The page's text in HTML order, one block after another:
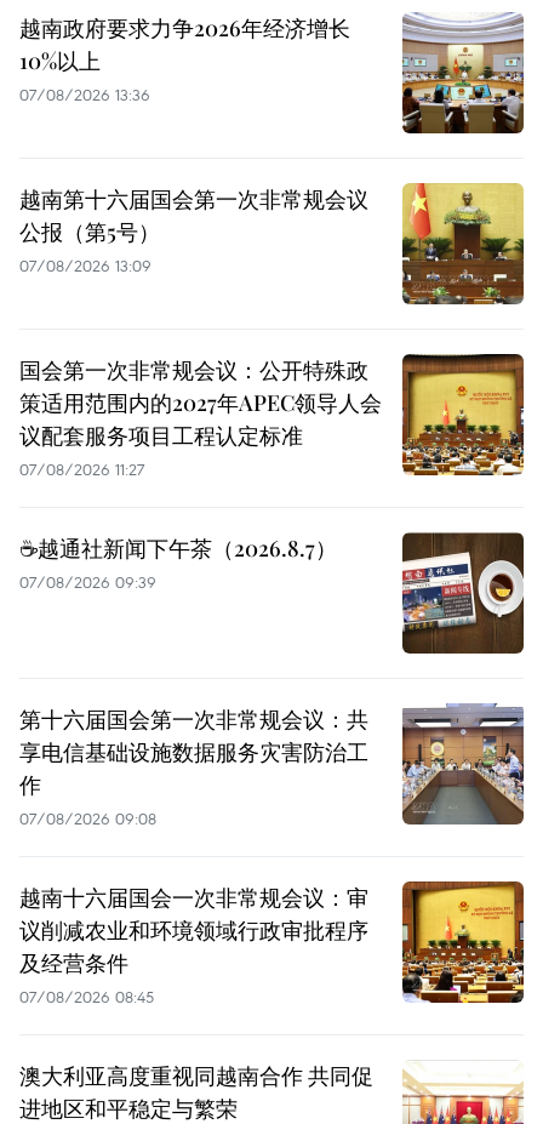
越南政府要求力争2026年经济增长
10%以上
07/08/2026 13:36
越南第十六届国会第一次非常规会议
公报（第5号）
07/08/2026 13:09
国会第一次非常规会议：公开特殊政
策适用范围内的2027年APEC领导人会
议配套服务项目工程认定标准
07/08/2026 11:27
☕️越通社新闻下午茶（2026.8.7）
07/08/2026 09:39
第十六届国会第一次非常规会议：共
享电信基础设施数据服务灾害防治工
作
07/08/2026 09:08
越南十六届国会一次非常规会议：审
议削减农业和环境领域行政审批程序
及经营条件
07/08/2026 08:45
澳大利亚高度重视同越南合作 共同促
进地区和平稳定与繁荣